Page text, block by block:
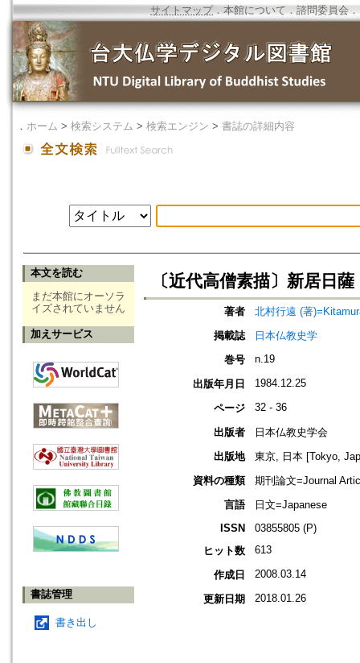
サイトマップ．本館について ． 諮問委員会 ．
． ホーム > 検索システム > 検索エンジン > 書誌の詳細内容
本文を読む
まだ本館にオーソラ
イズされていません
加えサービス
書誌管理
書き出し
〔近代高僧素描〕新居日薩
著者
北村行遠 (著
掲載誌
日本仏教史学
巻号
n.19
出版年月日 1984.12.25
ページ 32 - 36
出版者
日本仏教史学会
出版地
東京, 日本 [Tokyo,
資料の種類
期刊論文=Journal
言語
日文=Japanese
ISSN
03855805 (P)
ヒット数
613
作成日 2008.03.14
更新日期 2018.01.26